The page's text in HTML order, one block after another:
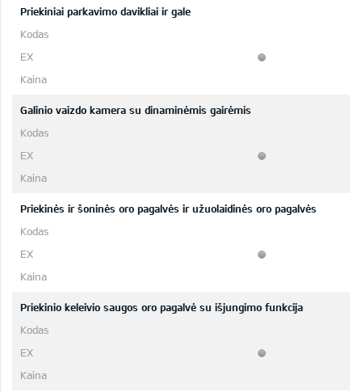
Priekiniai parkavimo davikliai ir gale
Galinio vaizdo kamera su dinaminėmis gairėmis
Priekinės ir šoninės oro pagalvės ir užuolaidinės oro pagalvės
Priekinio keleivio saugos oro pagalvė su išjungimo funkcija